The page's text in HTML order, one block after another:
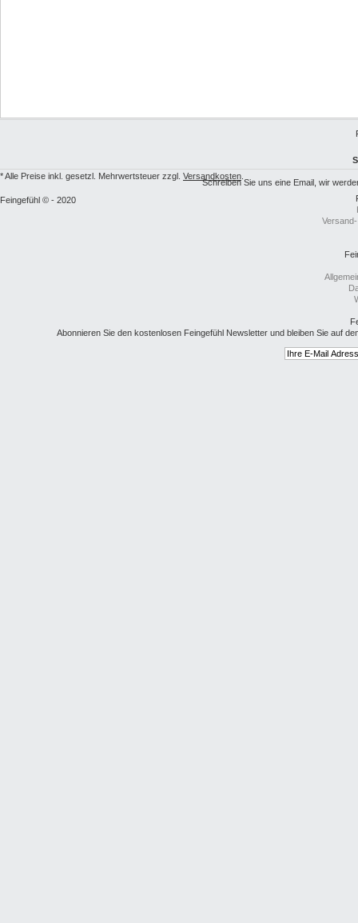
Schreiben Sie uns eine Email, wir
Abonnieren Sie den kostenlosen Feingefühl Newsletter und bleiben Sie auf
* Alle Preise inkl. gesetzl. Mehrwertsteuer zzgl. Versandkosten
Feingefühl © - 2020